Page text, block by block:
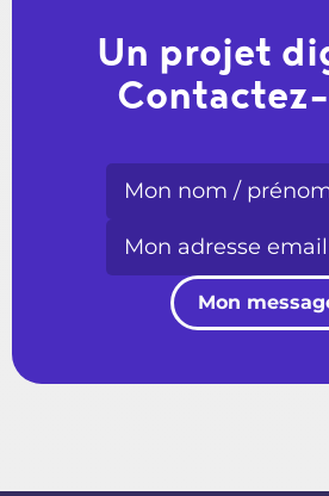
Un projet
Mon